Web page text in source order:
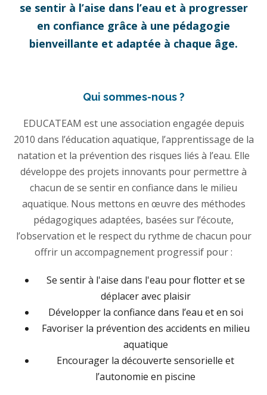
se sentir à l’aise dans l’eau et à progresser
en confiance grâce à une pédagogie
bienveillante et adaptée à chaque âge.
Qui sommes-nous ?
EDUCATEAM est une association engagée depuis
2010 dans l’éducation aquatique, l’apprentissage de la
natation et la prévention des risques liés à l’eau. Elle
développe des projets innovants pour permettre à
chacun de se sentir en confiance dans le milieu
aquatique. Nous mettons en œuvre des méthodes
pédagogiques adaptées, basées sur l’écoute,
l’observation et le respect du rythme de chacun pour
offrir un accompagnement progressif pour :
Se sentir à l'aise dans l'eau pour flotter et se
déplacer avec plaisir
Développer la confiance dans l’eau et en soi
Favoriser la prévention des accidents en milieu
aquatique
Encourager la découverte sensorielle et
l’autonomie en piscine